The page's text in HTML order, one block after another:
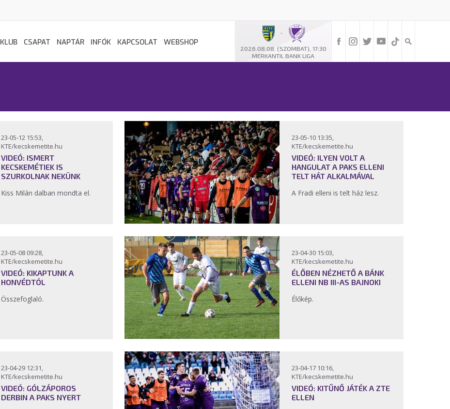
-
2026.08.08. (SZOMBAT), 17:30
MERKANTIL BANK LIGA
KLUB CSAPAT NAPTÁR INFÓK KAPCSOLAT WEBSHOP
23-05-12 15:53,
KTE/kecskemetite.hu
VIDEÓ: ISMERT
KECSKEMÉTIEK IS
SZURKOLNAK NEKÜNK
Kiss Milán dalban mondta el.
23-05-10 13:35,
KTE/kecskemetite.hu
VIDEÓ: ILYEN VOLT A
HANGULAT A PAKS ELLENI
TELT HÁT ALKALMÁVAL
A Fradi elleni is telt ház lesz.
23-05-08 09:28,
KTE/kecskemetite.hu
VIDEÓ: KIKAPTUNK A
HONVÉDTÓL
Összefoglaló.
23-04-30 15:03,
KTE/kecskemetite.hu
ÉLŐBEN NÉZHETŐ A BÁNK
ELLENI NB III-AS BAJNOKI
Élőkép.
23-04-29 12:31,
KTE/kecskemetite.hu
VIDEÓ: GÓLZÁPOROS
DERBIN A PAKS NYERT
23-04-17 10:16,
KTE/kecskemetite.hu
VIDEÓ: KITŰNŐ JÁTÉK A ZTE
ELLEN